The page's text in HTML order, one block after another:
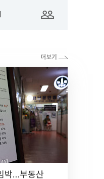
박…부동산